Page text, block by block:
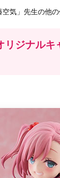
空気」先生の他の
リジナルキ